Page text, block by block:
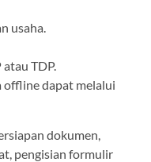
usaha.
TDP.
offline dapat melalui
dokumen,
pengisian formulir